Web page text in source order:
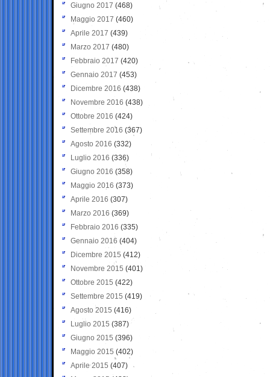
Giugno 2017 (468)
Maggio 2017 (460)
Aprile 2017 (439)
Marzo 2017 (480)
Febbraio 2017 (420)
Gennaio 2017 (453)
Dicembre 2016 (438)
Novembre 2016 (438)
Ottobre 2016 (424)
Settembre 2016 (367)
Agosto 2016 (332)
Luglio 2016 (336)
Giugno 2016 (358)
Maggio 2016 (373)
Aprile 2016 (307)
Marzo 2016 (369)
Febbraio 2016 (335)
Gennaio 2016 (404)
Dicembre 2015 (412)
Novembre 2015 (401)
Ottobre 2015 (422)
Settembre 2015 (419)
Agosto 2015 (416)
Luglio 2015 (387)
Giugno 2015 (396)
Maggio 2015 (402)
Aprile 2015 (407)